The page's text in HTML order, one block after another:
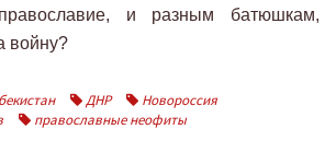
и разным батюшкам,
войну?
ДНР
Новороссия
православные неофиты